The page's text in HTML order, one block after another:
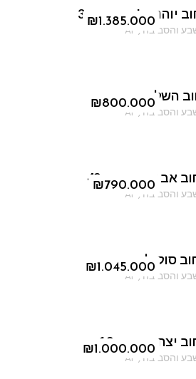
₪1.385.000
יוהנה ז'בוטינסקי 3
והסביבה ,
AF
₪800.000
השלום
והסביבה ,
AF
₪790.000
אברהם אבינו 49
והסביבה ,
AF
₪1.045.000
סוקולוב
והסביבה ,
AF
₪1.000.000
יצחק אבינו 13
והסביבה ,
AF